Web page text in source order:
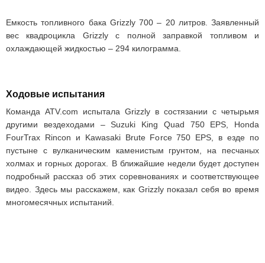
Емкость топливного бака Grizzly 700 – 20 литров. Заявленный
вес квадроцикла Grizzly с полной заправкой топливом и
охлаждающей жидкостью – 294 килограмма.
Ходовые испытания
Команда ATV.com испытала Grizzly в состязании с четырьмя
другими вездеходами – Suzuki King Quad 750 EPS, Honda
FourTrax Rincon и Kawasaki Brute Force 750 EPS, в езде по
пустыне с вулканическим каменистым грунтом, на песчаных
холмах и горных дорогах. В ближайшие недели будет доступен
подробный рассказ об этих соревнованиях и соответствующее
видео. Здесь мы расскажем, как Grizzly показал себя во время
многомесячных испытаний.